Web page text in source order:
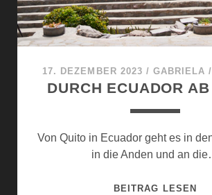
17. DEZEMBER 2023 /GABRIELA /
DURCH ECUADOR
Von Quito in Ecuador geht es in
in die Anden und an
BEITRAG LESEN